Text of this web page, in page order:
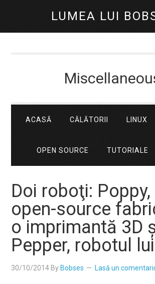
LUMEA LUI
ACASĂ CĂLĂTORII LINUX
OPEN SOURCE TUTORIALE
Doi roboţi: Poppy,
open-source
o imprimantă 3D
Pepper, robotul
30/10/2014 By Bobses Lasă un